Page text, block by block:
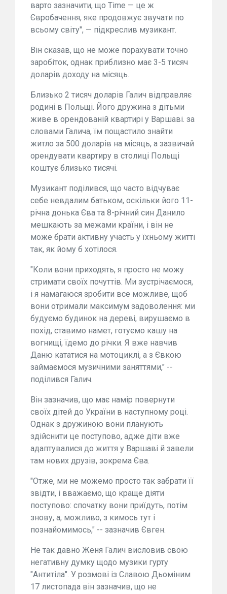
варто зазначити, що Time — це ж
Євробачення, яке продовжує звучати по
всьому світу", — підкреслив музикант.
Він сказав, що не може порахувати точно
заробіток, однак приблизно має 3-5 тисяч
доларів доходу на місяць.
Близько 2 тисяч доларів Галич відправляє
родині в Польщі. Його дружина з дітьми
живе в орендованій квартирі у Варшаві. за
словами Галича, їм пощастило знайти
житло за 500 доларів на місяць, а зазвичай
орендувати квартиру в столиці Польщі
коштує близько тисячі.
Музикант поділився, що часто відчуває
себе невдалим батьком, оскільки його 11-
річна донька Єва та 8-річний син Данило
мешкають за межами країни, і він не
може брати активну участь у їхньому житті
так, як йому б хотілося.
"Коли вони приходять, я просто не можу
стримати своїх почуттів. Ми зустрічаємося,
і я намагаюся зробити все можливе, щоб
вони отримали максимум задоволення: ми
будуємо будинок на дереві, вирушаємо в
похід, ставимо намет, готуємо кашу на
вогнищі, їдемо до річки. Я вже навчив
Даню кататися на мотоциклі, а з Євкою
займаємося музичними заняттями," --
поділився Галич.
Він зазначив, що має намір повернути
своїх дітей до України в наступному році.
Однак з дружиною вони планують
здійснити це поступово, адже діти вже
адаптувалися до життя у Варшаві й завели
там нових друзів, зокрема Єва.
"Отже, ми не можемо просто так забрати її
звідти, і вважаємо, що краще діяти
поступово: спочатку вони приїдуть, потім
знову, а, можливо, з кимось тут і
познайомимось," -- зазначив Євген.
Не так давно Женя Галич висловив свою
негативну думку щодо музики гурту
"Антитіла". У розмові із Славою Дьоміним
17 листопада він зазначив, що не